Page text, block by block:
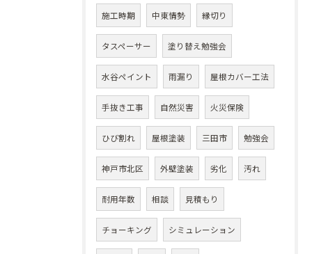
施工時期 中東情勢 縁切り
タスペーサー 塗り替え勉強会
水谷ペイント 雨漏り 屋根カバー工法
手抜き工事 自然災害 火災保険
ひび割れ 屋根塗装 三田市 勉強会
神戸市北区 外壁塗装 劣化 汚れ
耐用年数 相談 見積もり
チョーキング シミュレーション